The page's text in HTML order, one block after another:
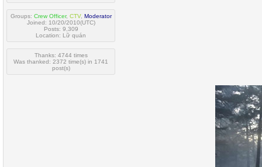
Groups: Crew Officer, CTV, Moderator
Joined: 10/20/2010(UTC)
Posts: 9,309
Location: Lữ quán
Thanks: 4744 times
Was thanked: 2372 time(s) in 1741
post(s)